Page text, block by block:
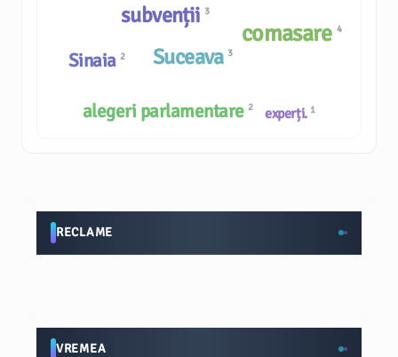
alegeri parlamentare 2
Sinaia 2
experți. 1
comasare4
subvenții 3
Suceava 3
RECLAME
VREMEA